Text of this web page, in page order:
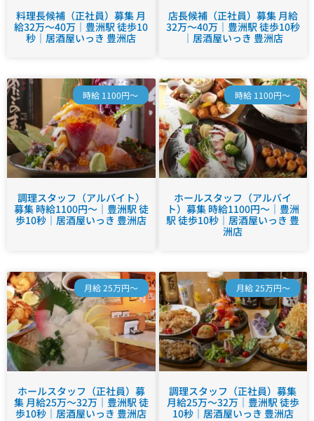
料理長候補（正社員）募集 月
給32万～40万｜豊洲駅 徒歩10
秒｜居酒屋いっき 豊洲店
店長候補（正社員）募集 月給
32万～40万｜豊洲駅 徒歩10秒
｜居酒屋いっき 豊洲店
時給 1100円～
調理スタッフ（アルバイト）
募集 時給1100円～｜豊洲駅 徒
歩10秒｜居酒屋いっき 豊洲店
時給 1100円～
ホールスタッフ（アルバイ
ト）募集 時給1100円～｜豊洲
駅 徒歩10秒｜居酒屋いっき 豊
洲店
月給 25万円～
ホールスタッフ（正社員）募
集 月給25万～32万｜豊洲駅 徒
歩10秒｜居酒屋いっき 豊洲店
月給 25万円～
調理スタッフ（正社員）募集
月給25万～32万｜豊洲駅 徒歩
10秒｜居酒屋いっき 豊洲店